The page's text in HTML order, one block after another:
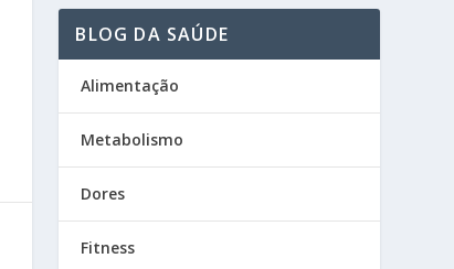
BLOG DA SAÚDE
Alimentação
Metabolismo
Dores
Fitness